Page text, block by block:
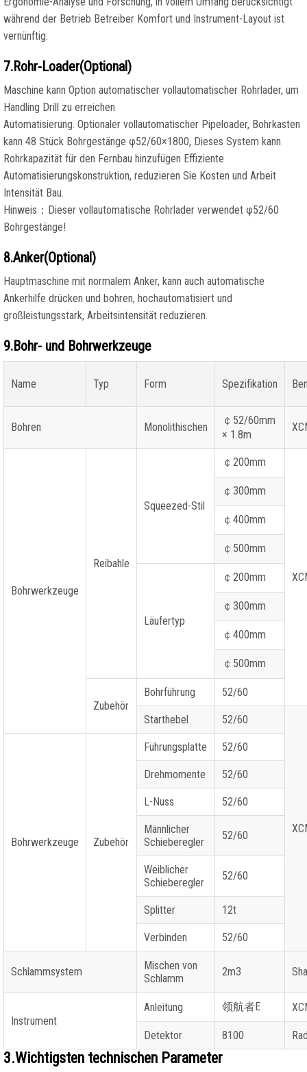
während der Betrieb Betreiber Komfort und Instrument-Layout ist
vernünftig.
7.Rohr-Loader(Optional)
Maschine kann Option automatischer vollautomatischer Rohrlader, um
Handling Drill zu erreichen
Automatisierung. Optionaler vollautomatischer Pipeloader, Bohrkasten
kann 48 Stück Bohrgestänge φ52/60×1800, Dieses System kann
Rohrkapazität für den Fernbau hinzufügen Effiziente
Automatisierungskonstruktion, reduzieren Sie Kosten und Arbeit
Intensität Bau.
Hinweis：Dieser vollautomatische Rohrlader verwendet φ52/60
Bohrgestänge!
8.Anker(Optional)
Hauptmaschine mit normalem Anker, kann auch automatische
Ankerhilfe drücken und bohren, hochautomatisiert und
großleistungsstark, Arbeitsintensität reduzieren.
9.Bohr- und Bohrwerkzeuge
Name Typ Form Spezifikation
Bohren Monolithischen
￠ 52/60mm
× 1.8m
Bohrwerkzeuge
Reibahle
Squeezed-Stil
￠ 200mm
￠ 300mm
￠ 400mm
￠ 500mm
Läufertyp
￠ 200mm
￠ 300mm
￠ 400mm
￠ 500mm
Zubehör
Bohrführung 52/60
Starthebel 52/60
Bohrwerkzeuge
Zubehör
Führungsplatte 52/60
Drehmomente 52/60
L-Nuss 52/60
Männlicher
Schieberegler
52/60
Weiblicher
Schieberegler
52/60
Splitter 12t
Verbinden 52/60
Schlammsystem
Mischen von
Schlamm
2m3
Instrument
Anleitung 领航者E
Detektor 8100
3.Wichtigsten technischen Parameter